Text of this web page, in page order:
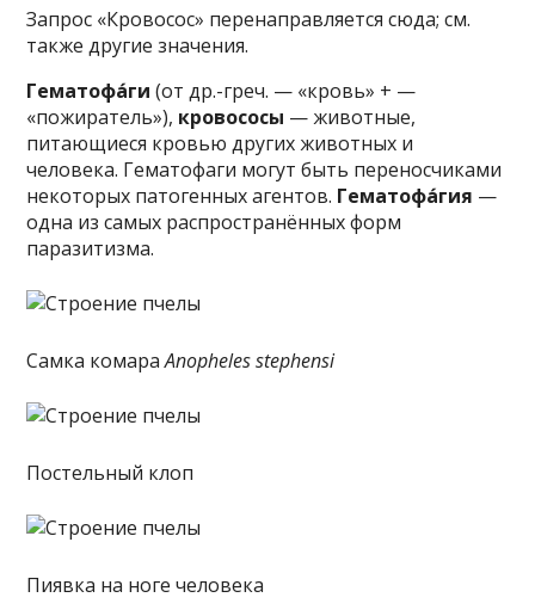
Запрос «Кровосос» перенаправляется сюда; см.
также другие значения.
Гематофа́ги (от др.-греч. — «кровь» + —
«пожиратель»), кровососы — животные,
питающиеся кровью других животных и
человека. Гематофаги могут быть переносчиками
некоторых патогенных агентов. Гематофа́гия —
одна из самых распространённых форм
паразитизма.
Самка комараAnopheles stephensi
Постельный клоп
Пиявка на ноге человека